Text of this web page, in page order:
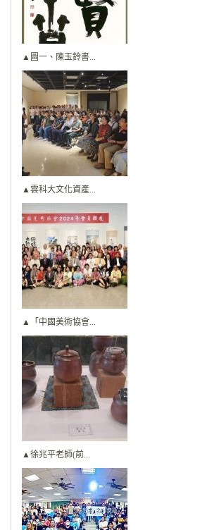
▲圖一、陳玉鈴書...
▲雲科大文化資產...
▲「中國美術協會...
▲徐兆平老師(前...